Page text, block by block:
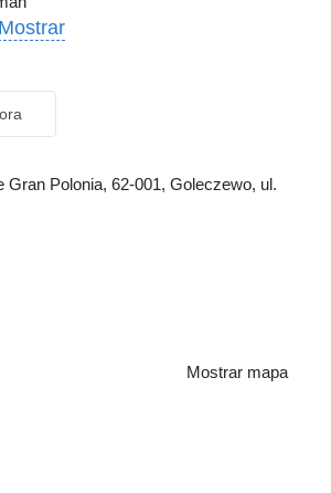
Mostrar
Gran Polonia, 62-001, Goleczewo, ul.
Mostrar mapa